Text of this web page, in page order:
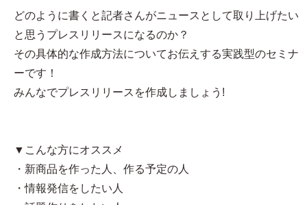
どのように書くと記者さんがニュースとして取り上げたい
と思うプレスリリースになるのか？
その具体的な作成方法についてお伝えする実践型のセミナ
ーです！
みんなでプレスリリースを作成しましょう!
▼こんな方にオススメ
・新商品を作った人、作る予定の人
・情報発信をしたい人